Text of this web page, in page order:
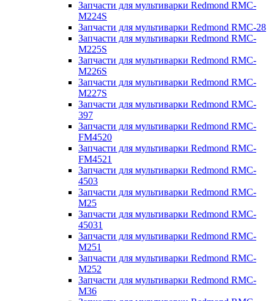
Запчасти для мультиварки Redmond RMC-
M224S
Запчасти для мультиварки Redmond RMC-28
Запчасти для мультиварки Redmond RMC-
M225S
Запчасти для мультиварки Redmond RMC-
M226S
Запчасти для мультиварки Redmond RMC-
M227S
Запчасти для мультиварки Redmond RMC-
397
Запчасти для мультиварки Redmond RMC-
FM4520
Запчасти для мультиварки Redmond RMC-
FM4521
Запчасти для мультиварки Redmond RMC-
4503
Запчасти для мультиварки Redmond RMC-
M25
Запчасти для мультиварки Redmond RMC-
45031
Запчасти для мультиварки Redmond RMC-
M251
Запчасти для мультиварки Redmond RMC-
M252
Запчасти для мультиварки Redmond RMC-
M36